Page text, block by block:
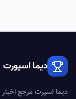
دیما اسپورت
دیما اسپرت مرجع اخبار